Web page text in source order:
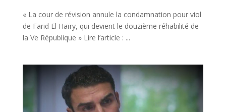
« La cour de révision annule la condamnation pour viol
de Farid El Haïry, qui devient le douzième réhabilité de
la Ve République » Lire l’article : ...